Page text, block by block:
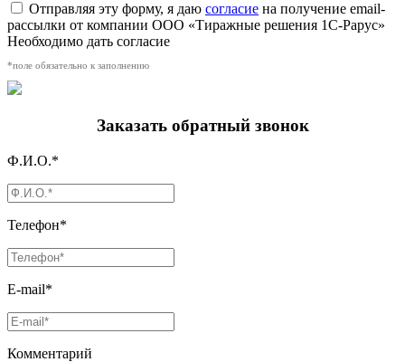
Отправляя эту форму, я даю согласие на получение email-
рассылки от компании ООО «Тиражные решения 1С-Рарус»
Необходимо дать согласие
*поле обязательно к заполнению
Заказать обратный звонок
Ф.И.О.*
Телефон*
E-mail*
Комментарий